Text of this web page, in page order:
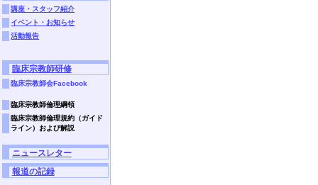
講座・スタッフ紹介
イベント・お知らせ
活動報告
臨床宗教師研修
臨床宗教師会Facebook
臨床宗教師倫理綱領
臨床宗教師倫理規約（ガイド
ライン）および解説
ニュースレター
報道の記録